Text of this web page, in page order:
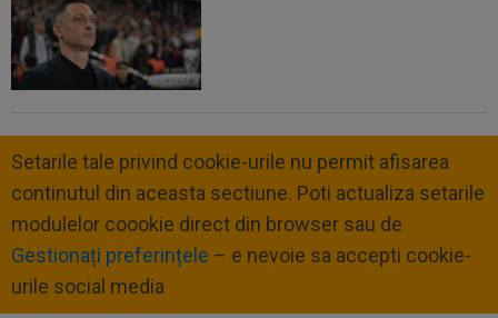
Setarile tale privind cookie-urile nu permit afisarea
continutul din aceasta sectiune. Poti actualiza setarile
modulelor coookie direct din browser sau de
Gestionați preferințele – e nevoie sa accepti cookie-
urile social media